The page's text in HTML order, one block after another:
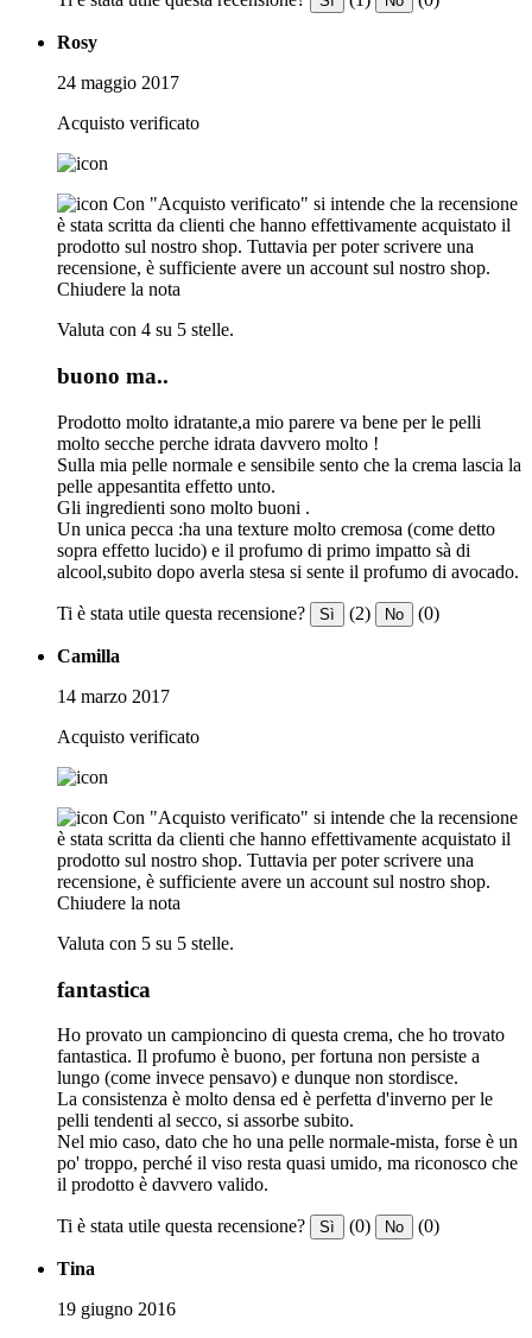
Rosy
24 maggio 2017
Acquisto verificato
Con "Acquisto verificato" si intende che la recensione
è stata scritta da clienti che hanno effettivamente acquistato il
prodotto sul nostro shop. Tuttavia per poter scrivere una
recensione, è sufficiente avere un account sul nostro shop.
Chiudere la nota
Valuta con 4 su 5 stelle.
buono ma..
Prodotto molto idratante,a mio parere va bene per le pelli
molto secche perche idrata davvero molto !
Sulla mia pelle normale e sensibile sento che la crema lascia la
pelle appesantita effetto unto.
Gli ingredienti sono molto buoni .
Un unica pecca :ha una texture molto cremosa (come detto
sopra effetto lucido) e il profumo di primo impatto sà di
alcool,subito dopo averla stesa si sente il profumo di avocado.
Ti è stata utile questa recensione? Sì (2) No (0)
Camilla
14 marzo 2017
Acquisto verificato
Con "Acquisto verificato" si intende che la recensione
è stata scritta da clienti che hanno effettivamente acquistato il
prodotto sul nostro shop. Tuttavia per poter scrivere una
recensione, è sufficiente avere un account sul nostro shop.
Chiudere la nota
Valuta con 5 su 5 stelle.
fantastica
Ho provato un campioncino di questa crema, che ho trovato
fantastica. Il profumo è buono, per fortuna non persiste a
lungo (come invece pensavo) e dunque non stordisce.
La consistenza è molto densa ed è perfetta d'inverno per le
pelli tendenti al secco, si assorbe subito.
Nel mio caso, dato che ho una pelle normale-mista, forse è un
po' troppo, perché il viso resta quasi umido, ma riconosco che
il prodotto è davvero valido.
Ti è stata utile questa recensione? Sì (0) No (0)
Tina
19 giugno 2016